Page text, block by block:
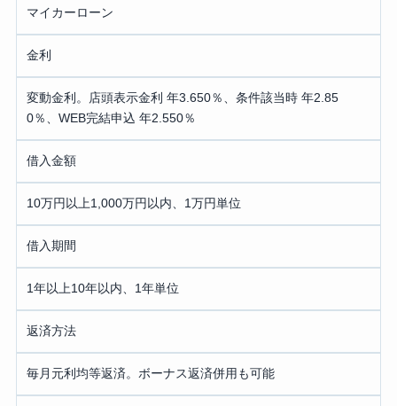
マイカーローン
金利
変動金利。店頭表示金利 年3.650％、条件該当時 年2.85
0％、WEB完結申込 年2.550％
借入金額
10万円以上1,000万円以内、1万円単位
借入期間
1年以上10年以内、1年単位
返済方法
毎月元利均等返済。ボーナス返済併用も可能